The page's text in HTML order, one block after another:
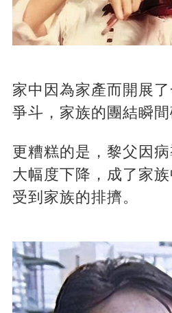
家中因為家產而開展
爭斗，家族的團結瞬間
更糟糕的是，黎父因
大幅度下降，成了家族
受到家族的排擠。